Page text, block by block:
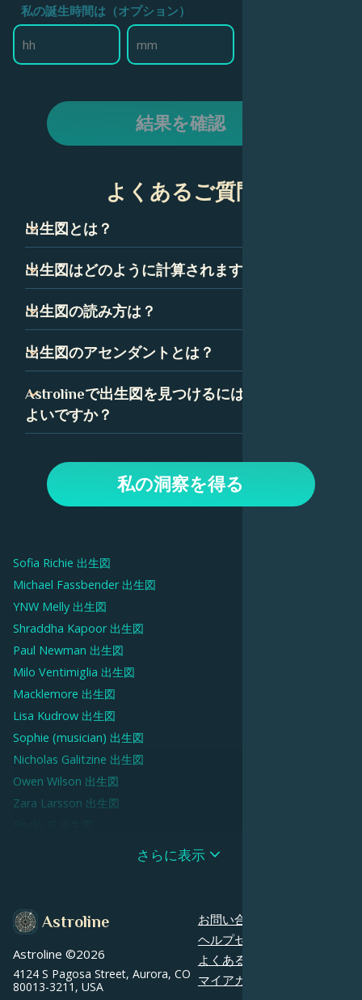
私の誕生時間は（オプション）
結果を確認
よくあるご質問
出生図とは？
出生図は、ネイタルチャートとも呼ばれ、技術的には、あ
なたが生まれた瞬間の空のスナップショットです。星座、
これらの記号の組み合わせは、あなたの性格と人生の道に
ついて多くを語っています。
出生図はどのように計算されますか？
出生図は、あなたが生まれた正確な時間、日付、場所に基
づいて計算されます。出生図の精度を確保するために、時
出生図の読み方は？
出生図を読むことは最初は気が遠くなるように思えるかも
しれませんが、いくつかの簡単な要素に分解できます。惑
っており、Astrolineでは、各要素の詳細な解釈を見つける
ことができます。
出生図のアセンダントとは？
アセンダント、つまり上昇宮は、あなたが生まれたときに
東の地平線上に昇っていた星座です。あなたの出生図で
は、アセンダントはあなたの人生に対する態度と、あなた
Astrolineで出生図を見つけるにはどうすれば
よいですか？
成します。次に、「出生図」タブに移動して、チャートと
解釈を表示します。上部のオプションを使用して、惑星、
ハウス、毎日の通過など、チャートのさまざまな側面を調
私の洞察を得る
Sofia Richie 出生図
Michael Fassbender 出生図
YNW Melly 出生図
Shraddha Kapoor 出生図
Paul Newman 出生図
Milo Ventimiglia 出生図
Macklemore 出生図
Lisa Kudrow 出生図
Sophie (musician) 出生図
Nicholas Galitzine 出生図
Owen Wilson 出生図
Zara Larsson 出生図
Cam Newton
Jessie J
Lili Reinhart 出生図
Angela Bassett 出生図
さらに表示
Astroline
Astroline ©2026
4124 S Pagosa Street, Aurora, CO
80013-3211, USA
お問い合わせ
ヘルプセンター
よくあるご質問
マイアカウント